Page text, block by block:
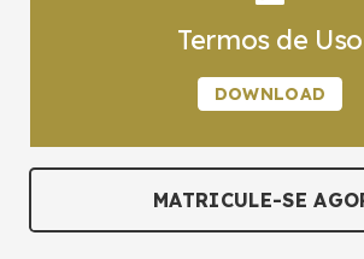
Termos de Uso
DOWNLOAD
MATRICULE-SE